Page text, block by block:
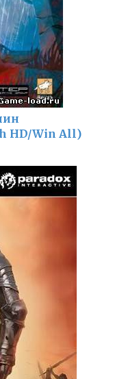
HD/Win All)